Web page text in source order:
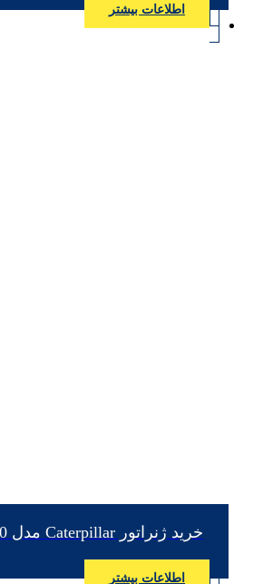
اطلاعات بیشتر
خرید ژنراتور Caterpillar مدل CG120 V120
اطلاعات بیشتر